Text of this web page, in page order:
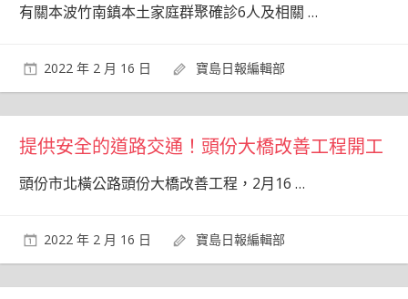
有關本波竹南鎮本土家庭群聚確診6人及相關…
2022 年 2 月 16 日 寶島日報編輯部
提供安全的道路交通！頭份大橋改善工程開工
頭份市北橫公路頭份大橋改善工程，2月16…
2022 年 2 月 16 日 寶島日報編輯部